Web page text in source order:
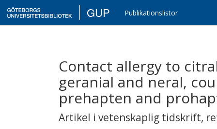
GUP Publikationslistor
Contact allergy to
geranial and neral,
prehapten and
Artikel i vetenskaplig tidskrift,